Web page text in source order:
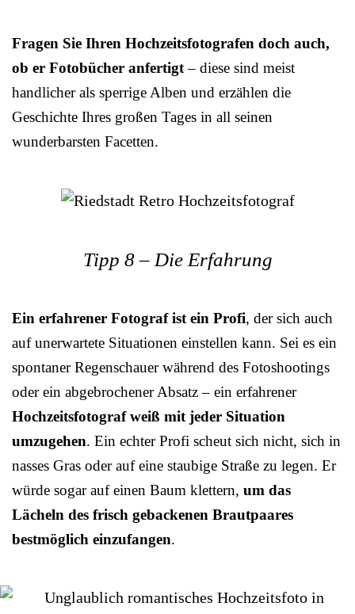
Fragen Sie Ihren Hochzeitsfotografen doch auch,
ob er Fotobücher anfertigt– diese sind meist
handlicher als sperrige Alben und erzählen die
Geschichte Ihres großen Tages in all seinen
wunderbarsten Facetten.
Tipp 8 – Die Erfahrung
Ein erfahrener Fotograf ist ein Profi, der sich auch
auf unerwartete Situationen einstellen kann. Sei es ein
spontaner Regenschauer während des Fotoshootings
oder ein abgebrochener Absatz – ein erfahrener
Hochzeitsfotograf weiß mit jeder Situation
umzugehen. Ein echter Profi scheut sich nicht, sich in
nasses Gras oder auf eine staubige Straße zu legen. Er
würde sogar auf einen Baum klettern, um das
Lächeln des frisch gebackenen Brautpaares
bestmöglich einzufangen.